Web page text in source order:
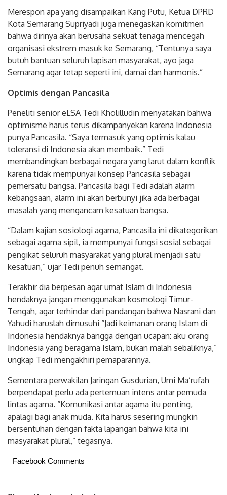
Merespon apa yang disampaikan Kang Putu, Ketua DPRD
Kota Semarang Supriyadi juga menegaskan komitmen
bahwa dirinya akan berusaha sekuat tenaga mencegah
organisasi ekstrem masuk ke Semarang, “Tentunya saya
butuh bantuan seluruh lapisan masyarakat, ayo jaga
Semarang agar tetap seperti ini, damai dan harmonis.”
Optimis dengan Pancasila
Peneliti senior eLSA Tedi Kholilludin menyatakan bahwa
optimisme harus terus dikampanyekan karena Indonesia
punya Pancasila. “Saya termasuk yang optimis kalau
toleransi di Indonesia akan membaik.” Tedi
membandingkan berbagai negara yang larut dalam konflik
karena tidak mempunyai konsep Pancasila sebagai
pemersatu bangsa. Pancasila bagi Tedi adalah alarm
kebangsaan, alarm ini akan berbunyi jika ada berbagai
masalah yang mengancam kesatuan bangsa.
“Dalam kajian sosiologi agama, Pancasila ini dikategorikan
sebagai agama sipil, ia mempunyai fungsi sosial sebagai
pengikat seluruh masyarakat yang plural menjadi satu
kesatuan,” ujar Tedi penuh semangat.
Terakhir dia berpesan agar umat Islam di Indonesia
hendaknya jangan menggunakan kosmologi Timur-
Tengah, agar terhindar dari pandangan bahwa Nasrani dan
Yahudi haruslah dimusuhi “Jadi keimanan orang Islam di
Indonesia hendaknya bangga dengan ucapan: aku orang
Indonesia yang beragama Islam, bukan malah sebaliknya,”
ungkap Tedi mengakhiri pemaparannya.
Sementara perwakilan Jaringan Gusdurian, Umi Ma’rufah
berpendapat perlu ada pertemuan intens antar pemuda
lintas agama. “Komunikasi antar agama itu penting,
apalagi bagi anak muda. Kita harus sesering mungkin
bersentuhan dengan fakta lapangan bahwa kita ini
masyarakat plural,” tegasnya.
Facebook Comments